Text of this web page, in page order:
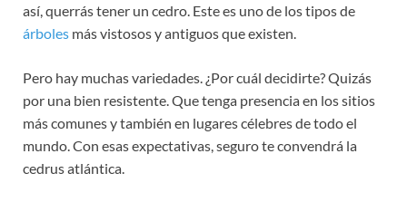
así, querrás tener un cedro. Este es uno de los tipos de
árboles más vistosos y antiguos que existen.
Pero hay muchas variedades. ¿Por cuál decidirte? Quizás
por una bien resistente. Que tenga presencia en los sitios
más comunes y también en lugares célebres de todo el
mundo. Con esas expectativas, seguro te convendrá la
cedrus atlántica.